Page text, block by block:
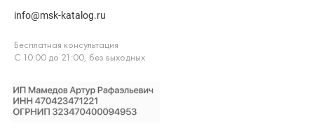
info@msk-katalog.ru
Бесплатная консультация
С 10:00 до 21:00, без выходных